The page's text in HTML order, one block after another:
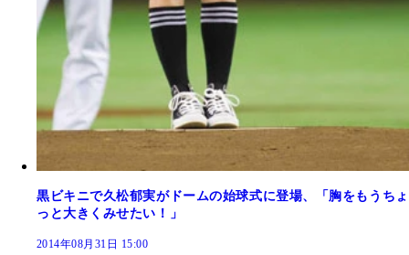
黒ビキニで久松郁実がドームの始球式に登場、「胸をもうちょ
っと大きくみせたい！」
2014年08月31日 15:00